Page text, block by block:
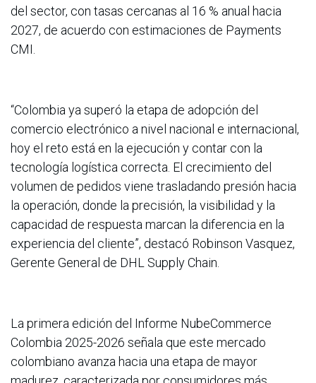
del sector, con tasas cercanas al 16 % anual hacia
2027, de acuerdo con estimaciones de Payments
CMI.
“Colombia ya superó la etapa de adopción del
comercio electrónico a nivel nacional e internacional,
hoy el reto está en la ejecución y contar con la
tecnología logística correcta. El crecimiento del
volumen de pedidos viene trasladando presión hacia
la operación, donde la precisión, la visibilidad y la
capacidad de respuesta marcan la diferencia en la
experiencia del cliente”, destacó Robinson Vasquez,
Gerente General de DHL Supply Chain.
La primera edición del Informe NubeCommerce
Colombia 2025-2026 señala que este mercado
colombiano avanza hacia una etapa de mayor